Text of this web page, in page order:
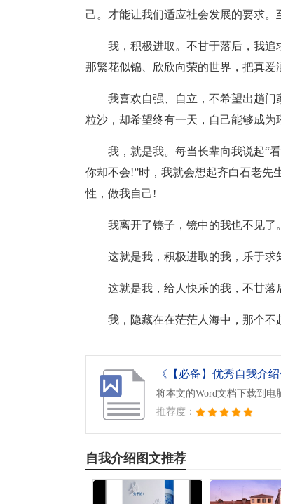
己。才能让我们适应社会发展的要求。
我，积极进取。不甘于落后，我
那繁花似锦、欣欣向荣的世界，把真爱
我喜欢自强、自立，不希望出趟
粒沙，却希望终有一天，自己能够成为
我，就是我。每当长辈向我说起“
你却不会!”时，我就会想起齐白石老先
性，做我自己!
我离开了镜子，镜中的我也不见了。
这就是我，积极进取的我，乐于求
这就是我，给人快乐的我，不甘落
我，隐藏在在茫茫人海中，那个不
《【必备】优秀自我介绍
将本文的Word文档下载到电
推荐度：
自我介绍图文推荐